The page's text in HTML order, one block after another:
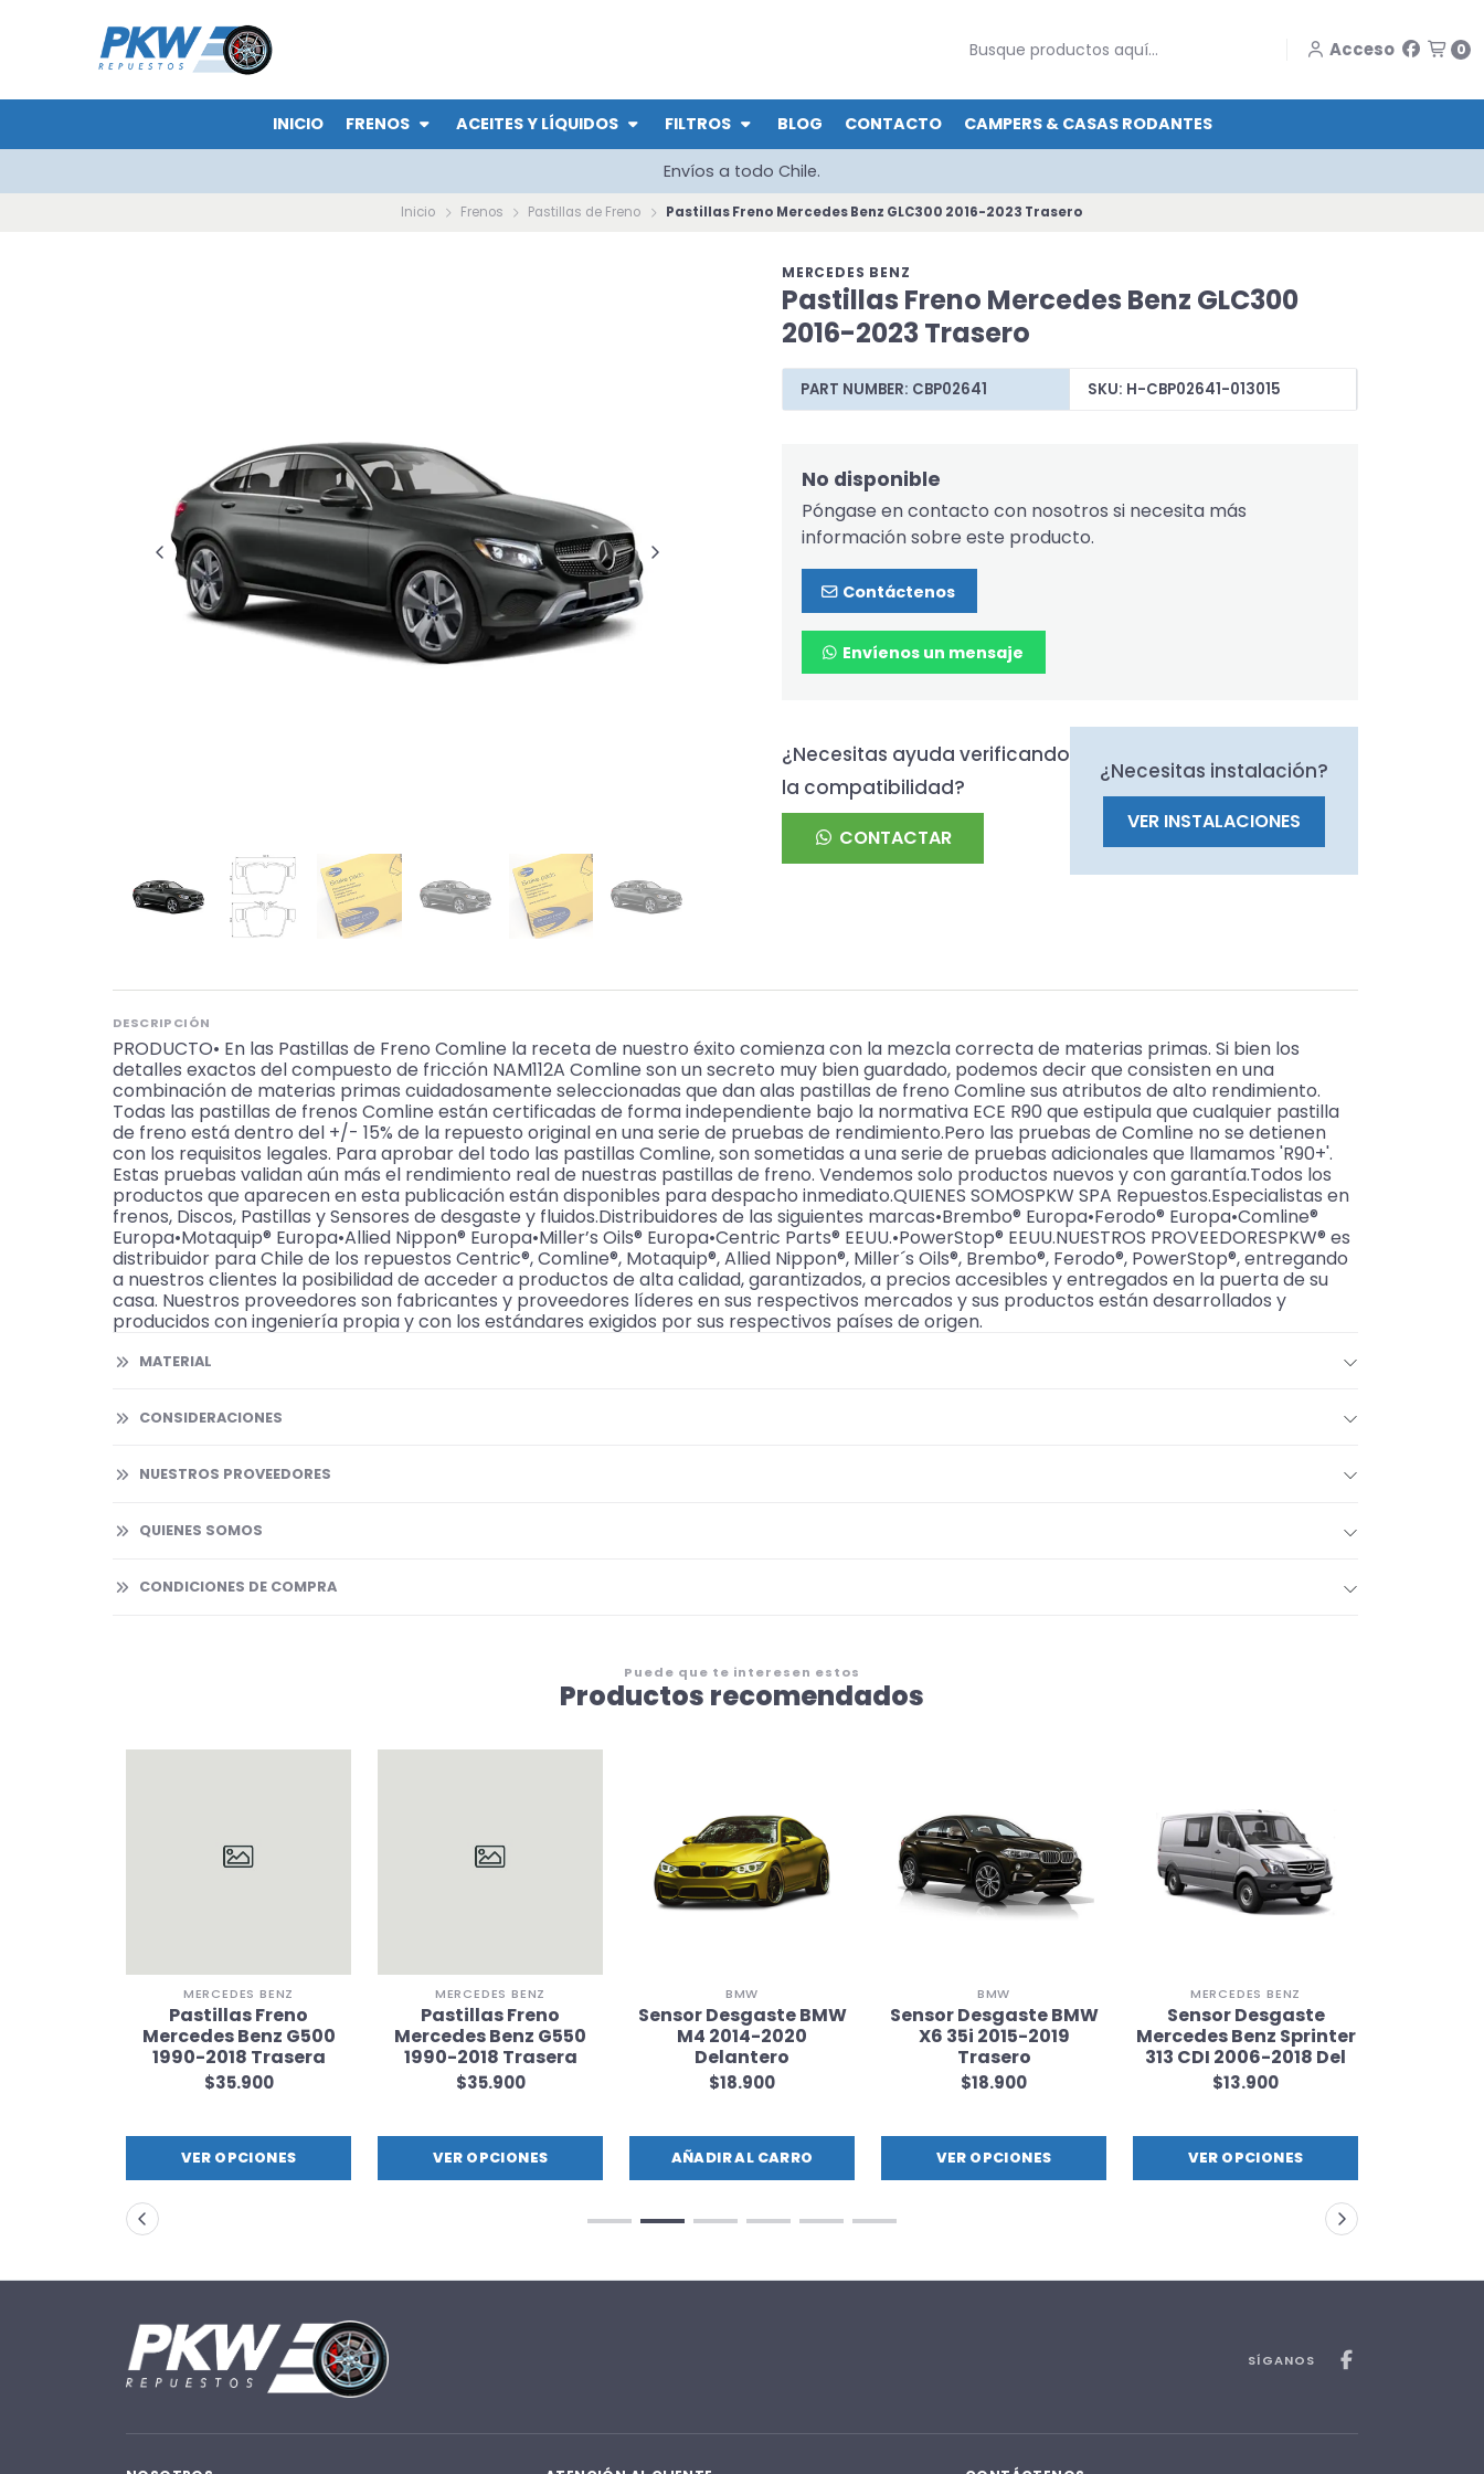
Acceso 0
INICIO FRENOS ACEITES Y LÍQUIDOS FILTROS BLOG CONTACTO CAMPERS & CASAS RODANTES
Envíos a todo Chile.
Inicio Frenos Pastillas de Freno Pastillas Freno Mercedes Benz GLC300 2016-2023 Trasero
MERCEDES BENZ
Pastillas Freno Mercedes Benz GLC300
2016-2023 Trasero
PART NUMBER: CBP02641 SKU: H-CBP02641-013015
No disponible
Póngase en contacto con nosotros si necesita más
información sobre este producto.
Contáctenos
Envíenos un mensaje
¿Necesitas ayuda verificando
la compatibilidad?
CONTACTAR
¿Necesitas instalación?
VER INSTALACIONES
DESCRIPCIÓN
PRODUCTO• En las Pastillas de Freno Comline la receta de nuestro éxito comienza con la mezcla correcta de materias primas. Si bien los
detalles exactos del compuesto de fricción NAM112A Comline son un secreto muy bien guardado, podemos decir que consisten en una
combinación de materias primas cuidadosamente seleccionadas que dan alas pastillas de freno Comline sus atributos de alto rendimiento.
Todas las pastillas de frenos Comline están certificadas de forma independiente bajo la normativa ECE R90 que estipula que cualquier pastilla
de freno está dentro del +/- 15% de la repuesto original en una serie de pruebas de rendimiento.Pero las pruebas de Comline no se detienen
con los requisitos legales. Para aprobar del todo las pastillas Comline, son sometidas a una serie de pruebas adicionales que llamamos 'R90+'.
Estas pruebas validan aún más el rendimiento real de nuestras pastillas de freno. Vendemos solo productos nuevos y con garantía.Todos los
productos que aparecen en esta publicación están disponibles para despacho inmediato.QUIENES SOMOSPKW SPA Repuestos.Especialistas en
frenos, Discos, Pastillas y Sensores de desgaste y fluidos.Distribuidores de las siguientes marcas•Brembo® Europa•Ferodo® Europa•Comline®
Europa•Motaquip® Europa•Allied Nippon® Europa•Miller’s Oils® Europa•Centric Parts® EEUU.•PowerStop® EEUU.NUESTROS PROVEEDORESPKW® es
distribuidor para Chile de los repuestos Centric®, Comline®, Motaquip®, Allied Nippon®, Miller´s Oils®, Brembo®, Ferodo®, PowerStop®, entregando
a nuestros clientes la posibilidad de acceder a productos de alta calidad, garantizados, a precios accesibles y entregados en la puerta de su
casa. Nuestros proveedores son fabricantes y proveedores líderes en sus respectivos mercados y sus productos están desarrollados y
producidos con ingeniería propia y con los estándares exigidos por sus respectivos países de origen.
MATERIAL
CONSIDERACIONES
NUESTROS PROVEEDORES
QUIENES SOMOS
CONDICIONES DE COMPRA
Puede que te interesen estos
Productos recomendados
MERCEDES BENZ
Pastillas Freno
Mercedes Benz G500
1990-2018 Trasera
$35.900
VER OPCIONES
MERCEDES BENZ
Pastillas Freno
Mercedes Benz G550
1990-2018 Trasera
$35.900
VER OPCIONES
BMW
Sensor Desgaste BMW
M4 2014-2020
Delantero
$18.900
AÑADIR AL CARRO
BMW
Sensor Desgaste BMW
X6 35i 2015-2019
Trasero
$18.900
VER OPCIONES
MERCEDES BENZ
Sensor Desgaste
Mercedes Benz Sprinter
313 CDI 2006-2018 Del
$13.900
VER OPCIONES
SÍGANOS